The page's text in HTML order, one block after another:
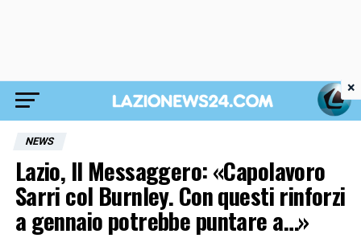
NEWS
Lazio, Il Messaggero: «Capolavoro
Sarri col Burnley. Con questi rinforzi
a gennaio potrebbe puntare a…»
×